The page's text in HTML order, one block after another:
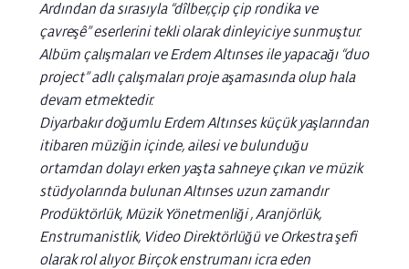
Ardından da sırasıyla “dîlber,çip çip rondika ve
çavreşê” eserlerini tekli olarak dinleyiciye sunmuştur.
Albüm çalışmaları ve Erdem Altınses ile yapacağı “duo
project” adlı çalışmaları proje aşamasında olup hala
devam etmektedir.
Diyarbakır doğumlu Erdem Altınses küçük yaşlarından
itibaren müziğin içinde, ailesi ve bulunduğu
ortamdan dolayı erken yaşta sahneye çıkan ve müzik
stüdyolarında bulunan Altınses uzun zamandır
Prodüktörlük, Müzik Yönetmenliği , Aranjörlük,
Enstrumanistlik, Video Direktörlüğü ve Orkestra şefi
olarak rol alıyor. Birçok enstrumanı icra eden